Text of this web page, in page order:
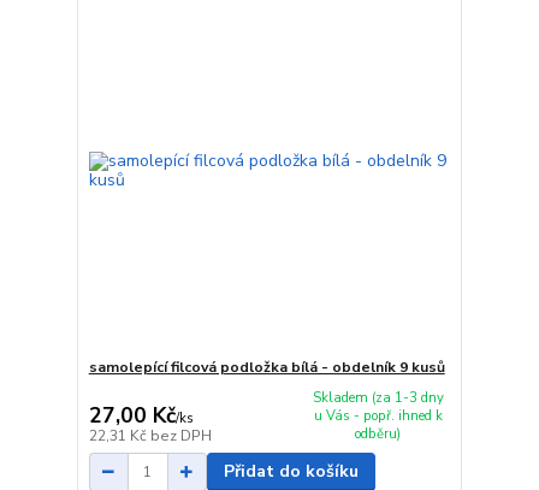
samolepící filcová podložka bílá - obdelník 9 kusů
27,00 Kč/ks
22,31 Kč bez DPH
Skladem (za 1-3 dny
u Vás - popř. ihned k
odběru)
Přidat do košíku